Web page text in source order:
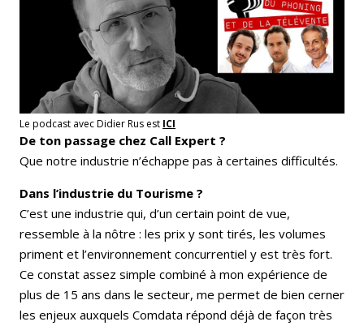
Le podcast avec Didier Rus est ICI
De ton passage chez Call Expert ?
Que notre industrie n’échappe pas à certaines difficultés.
Dans l’industrie du Tourisme ?
C’est une industrie qui, d’un certain point de vue,
ressemble à la nôtre : les prix y sont tirés, les volumes
priment et l’environnement concurrentiel y est très fort.
Ce constat assez simple combiné à mon expérience de
plus de 15 ans dans le secteur, me permet de bien cerner
les enjeux auxquels Comdata répond déjà de façon très